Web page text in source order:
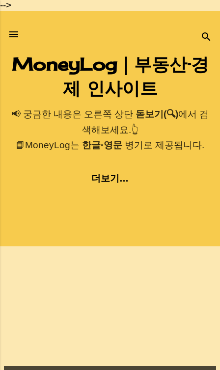
-->
기본 콘텐츠로 건너뛰기
MoneyLog｜부동산·경
제 인사이트
📢 궁금한 내용은 오른쪽 상단 돋보기(🔍)에서 검
색해보세요.👆
📘MoneyLog는 한글·영문 병기로 제공됩니다.
더보기…